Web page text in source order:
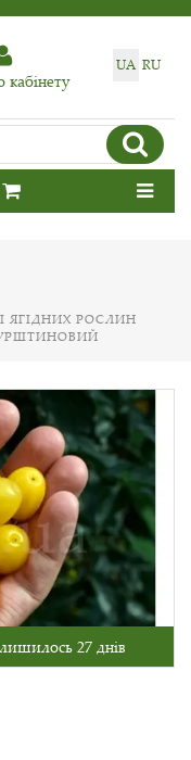
UA RU
кабiнету
ЯГІДНИХ РОСЛИН
27 днів